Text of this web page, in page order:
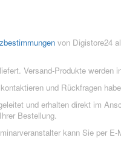
von Digistore24
Versand-Produkte werden
und Rückfragen
und erhalten direkt im
Bestellung.
kann Sie per E-